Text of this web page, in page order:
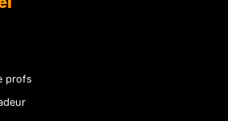
profs